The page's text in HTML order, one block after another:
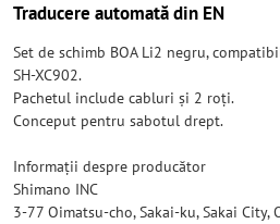
Traducere automată din EN
Set de schimb BOA Li2 negru,
SH-XC902.
Pachetul include cabluri și 2 roți.
Conceput pentru sabotul drept.
Informații despre producător
Shimano INC
3-77 Oimatsu-cho, Sakai-ku, Sakai City,